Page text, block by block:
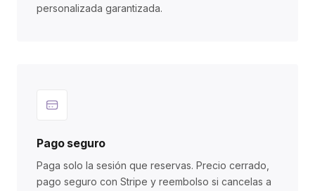
personalizada garantizada.
Pago seguro
Paga solo la sesión que reservas. Precio cerrado,
pago seguro con Stripe y reembolso si cancelas a